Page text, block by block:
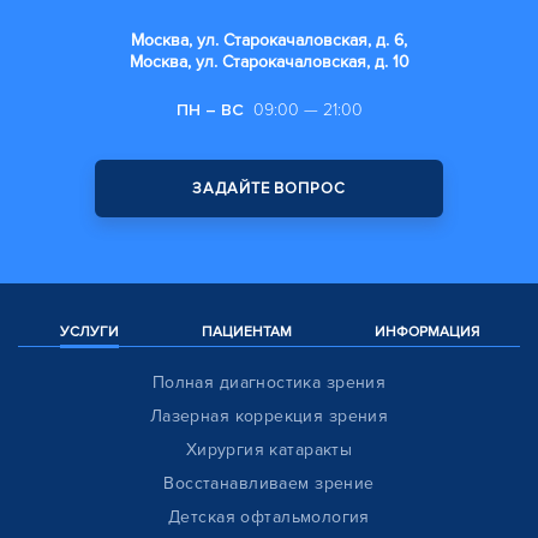
Москва, ул. Старокачаловская, д. 6,
Москва, ул. Старокачаловская, д. 10
ПН – ВС 09:00 — 21:00
ЗАДАЙТЕ ВОПРОС
УСЛУГИ ПАЦИЕНТАМ ИНФОРМАЦИЯ
Полная диагностика зрения
Лазерная коррекция зрения
Хирургия катаракты
Восстанавливаем зрение
Детская офтальмология